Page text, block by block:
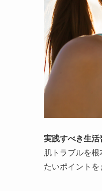
実践すべき生活
肌トラブルを
たいポイントを